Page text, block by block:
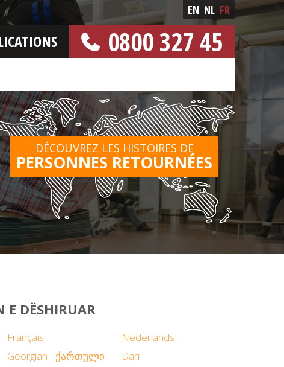
0800 327 45
EN NL FR
DÉCOUVREZ LES HISTOIRES DE
PERSONNES RETOURNÉES
E DËSHIRUAR
Français
Nederlands
Georgian - ქართული
Dari